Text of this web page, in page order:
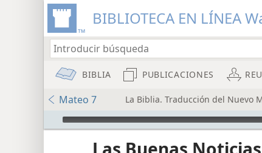
BIBLIOTECA EN LÍNEA
BIBLIA PUBLICACIONES
Mateo 7 La Biblia. Traducción del Nuevo
Audio Player